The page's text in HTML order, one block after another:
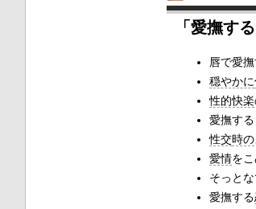
「愛撫す
唇で愛
穏やかに
性的快楽
愛撫する
性交時の
愛情を
そっと
愛撫する